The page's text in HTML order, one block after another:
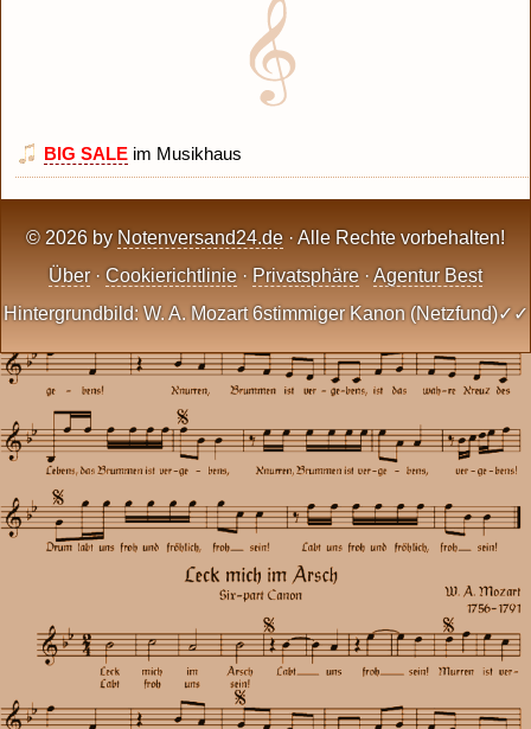
BIG SALE im Musikhaus
© 2026 by Notenversand24.de · Alle Rechte vorbehalten!
Über · Cookierichtlinie · Privatsphäre · Agentur Best
Hintergrundbild: W. A. Mozart 6stimmiger Kanon (Netzfund)✓✓